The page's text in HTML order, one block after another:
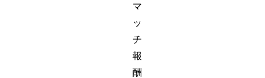
マ
ッ
チ
報
酬